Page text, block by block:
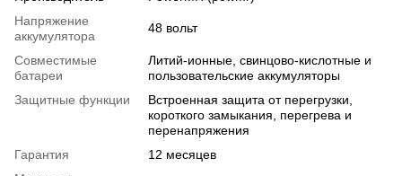
Напряжение
аккумулятора
48 вольт
Совместимые
батареи
Литий-ионные, свинцово-кислотные и
пользовательские аккумуляторы
Защитные функции
Встроенная защита от перегрузки,
короткого замыкания, перегрева и
перенапряжения
Гарантия
12 месяцев